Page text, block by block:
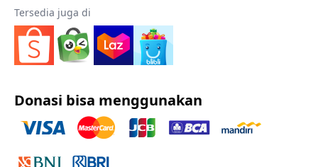
Tersedia juga di
Donasi bisa menggunakan